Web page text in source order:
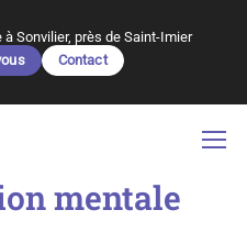
à Sonvilier, près de Saint-Imier
Contact
mentale